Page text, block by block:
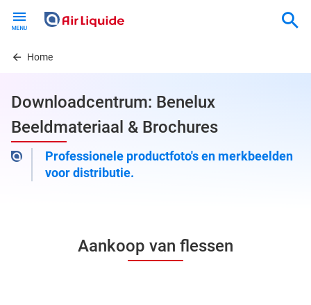
contentHome
Downloadcentrum: Benelux
Beeldmateriaal & Brochures
Professionele productfoto's en merkbeelden
voor distributie.
Aankoop van flessen